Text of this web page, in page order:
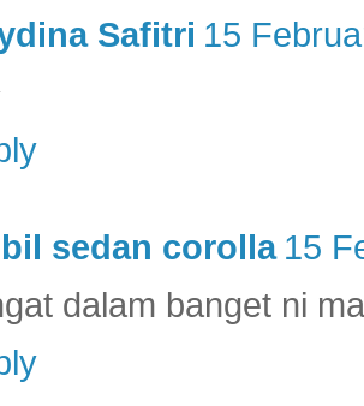
Safitri 15
sedan corolla 15
dalam banget ni